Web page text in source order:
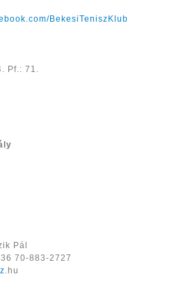
BekesiTeniszKlub
71.
Pál
70-883-2727
.hu